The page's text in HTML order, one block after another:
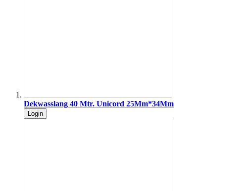
Dekwasslang 40 Mtr. Unicord 25Mm*34Mm
Login